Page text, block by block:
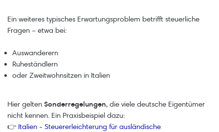
Ein weiteres typisches Erwartungsproblem betrifft steuerliche
Fragen – etwa bei:
Auswanderern
Ruheständlern
oder Zweitwohnsitzen in Italien
Hier gelten Sonderregelungen, die viele deutsche Eigentümer
nicht kennen. Ein Praxisbeispiel dazu:
👉 Italien - Steuererleichterung für ausländische